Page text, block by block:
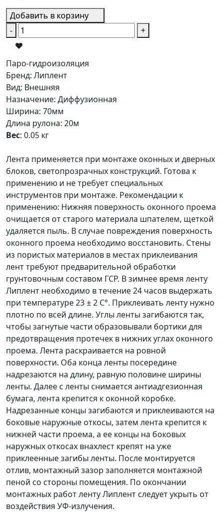
Добавить в корзину
-
+
Паро-гидроизоляция
Бренд: Липлент
Вид: Внешняя
Назначение: Диффузионная
Ширина: 70мм
Длина рулона: 20м
Вес: 0.05 кг
Лента применяется при монтаже оконных и дверных
блоков, светопрозрачных конструкций. Готова к
применению и не требует специальных
инструментов при монтаже. Рекомендации к
применению: Нижняя поверхность оконного проема
очищается от старого материала шпателем, щеткой
удаляется пыль. В случае повреждения поверхность
оконного проема необходимо восстановить. Стены
из пористых материалов в местах приклеивания
лент требуют предварительной обработки
грунтовочным составом ГСР. В зимнее время ленту
Липлент необходимо в течение 24 часов выдержать
при температуре 23 ± 2 С°. Приклеивать ленту нужно
плотно по всей длине. Углы ленты загибаются так,
чтобы загнутые части образовывали бортики для
предотвращения протечек в нижних углах оконного
проема. Лента раскраивается на ровной
поверхности. Оба конца ленты посередине
надрезаются на длину, равную половине ширины
ленты. Далее с ленты снимается антиадгезионная
бумага, лента крепится к оконной коробке.
Надрезанные концы загибаются и приклеиваются на
боковые наружные откосы, затем лента крепится к
нижней части проема, а ее концы на боковых
наружных откосах внахлест крепят на уже
приклеенные загибы ленты. После монтируется
отлив, монтажный зазор заполняется монтажной
пеной со стороны помещения. По окончании
монтажных работ ленту Липлент следует укрыть от
воздействия УФ-излучения.